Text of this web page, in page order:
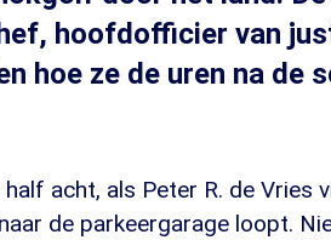
hoofdofficier van
hoe ze de uren na de
acht, als Peter R. de Vries
de parkeergarage loopt.